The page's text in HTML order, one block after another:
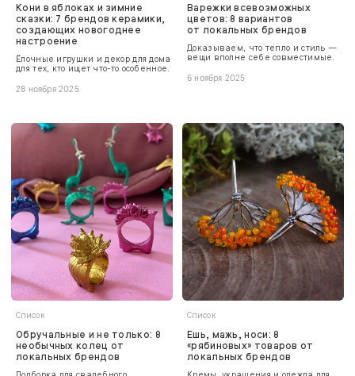
Кони в яблоках и зимние
сказки: 7 брендов керамики,
создающих новогоднее
настроение
Ёлочные игрушки и декор для дома
для тех, кто ищет что-то особенное.
28 ноября 2025
Варежки всевозможных
цветов: 8 вариантов
от локальных брендов
Доказываем, что тепло и стиль —
вещи вполне себе совместимые.
6 ноября 2025
Список
Обручальные и не только: 8
необычных колец от
локальных брендов
Список
Ешь, мажь, носи: 8
«рябиновых» товаров от
локальных брендов